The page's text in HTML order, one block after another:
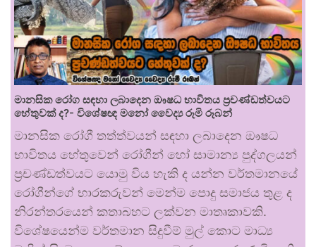
මානසික රෝග සඳහා ලබාදෙන ඖෂධ භාවිතය ප්‍රචණ්ඩත්වයට
හේතුවක් ද?- විශේෂඥ මනෝ වෛද්‍ය රූමි රූබන්
මානසික රෝගී තත්ත්වයන් සඳහා ලබාදෙන ඖෂධ
භාවිතය හේතුවෙන් රෝගීන් හෝ සාමාන්‍ය පුද්ගලයන්
ප්‍රචණ්ඩත්වයට යොමු විය හැකි ද යන්න වර්තමානයේ
රෝගීන්ගේ භාරකරුවන් මෙන්ම පොදු සමාජය තුළ ද
නිරන්තරයෙන් කතාබහට ලක්වන මාතෘකාවකි.
විශේෂයෙන්ම වර්තමාන සිදුවීම් මුල් කොට මාධ්‍ය